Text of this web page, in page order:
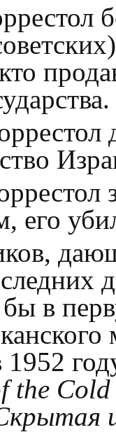
его
в
1952
the Cold